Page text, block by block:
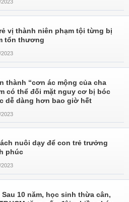
2023
vị thành niên phạm tội từng bị
tổn thương
2023
thành “cơn ác mộng của cha
có thể đối mặt nguy cơ bị bóc
dễ dàng hơn bao giờ hết
2023
nuôi dạy để con trẻ trưởng
phúc
2023
10 năm, học sinh thừa cân,